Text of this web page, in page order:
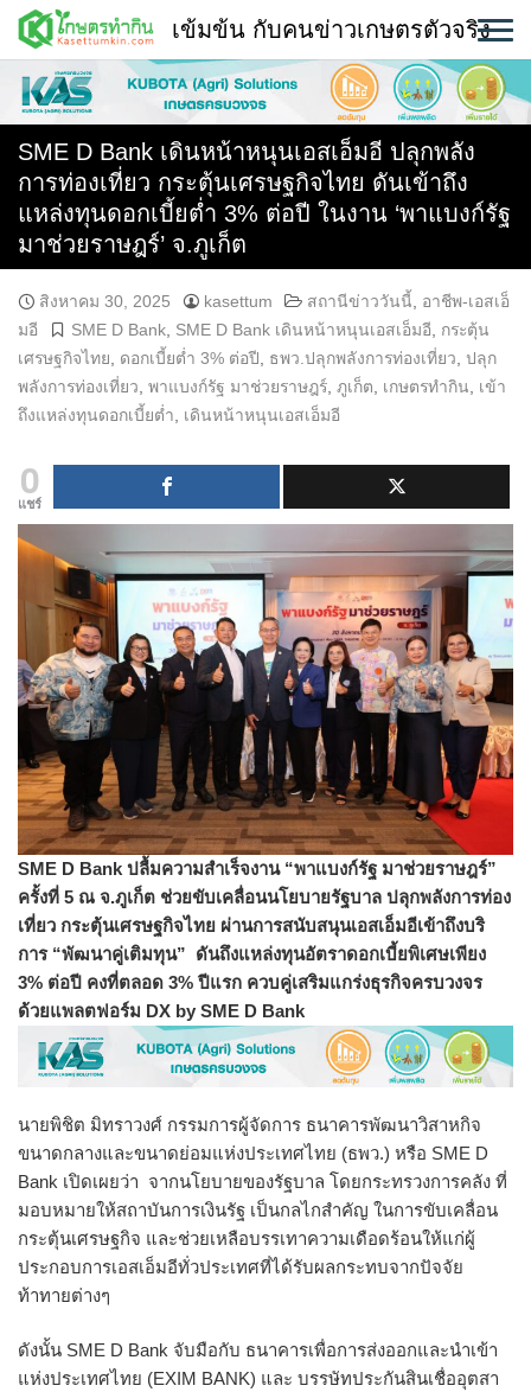
Skip
content
พืช
หน้าแรก
แวดวงเกษตร
ใคร ทำอะไร ที่ไหน
สถานีข่าววันนี้
เข้มข้น กับคนข่าวเกษตรตัวจริง
SME D Bank เดินหน้าหนุนเอสเอ็มอี ปลุกพลัง
การท่องเที่ยว กระตุ้นเศรษฐกิจไทย ดันเข้าถึง
แหล่งทุนดอกเบี้ยต่ำ 3% ต่อปี ในงาน ‘พาแบงก์รัฐ
มาช่วยราษฎร์’ จ.ภูเก็ต
สิงหาคม 30, 2025 kasettum สถานีข่าววันนี้, อาชีพ-เอสเอ็
มอี
SME D Bank, SME D Bank เดินหน้าหนุนเอสเอ็มอี, กระตุ้น
เศรษฐกิจไทย, ดอกเบี้ยต่ำ 3% ต่อปี, ธพว.ปลุกพลังการท่องเที่ยว, ปลุก
พลังการท่องเที่ยว, พาแบงก์รัฐ มาช่วยราษฎร์, ภูเก็ต, เกษตรทำกิน, เข้า
ถึงแหล่งทุนดอกเบี้ยต่ำ, เดินหน้าหนุนเอสเอ็มอี
0
แชร์
SME D Bank ปลื้มความสำเร็จงาน “พาแบงก์รัฐ มาช่วยราษฎร์”
ครั้งที่ 5 ณ จ.ภูเก็ต ช่วยขับเคลื่อนนโยบายรัฐบาล ปลุกพลังการท่อง
เที่ยว กระตุ้นเศรษฐกิจไทย ผ่านการสนับสนุนเอสเอ็มอีเข้าถึงบริ
การ “พัฒนาคู่เติมทุน” ดันถึงแหล่งทุนอัตราดอกเบี้ยพิเศษเพียง
3% ต่อปี คงที่ตลอด 3% ปีแรก ควบคู่เสริมแกร่งธุรกิจครบวงจร
ด้วยแพลตฟอร์ม DX by SME D Bank
นายพิชิต มิทราวงศ์ กรรมการผู้จัดการ ธนาคารพัฒนาวิสาหกิจ
ขนาดกลางและขนาดย่อมแห่งประเทศไทย (ธพว.) หรือ SME D
Bank เปิดเผยว่า จากนโยบายของรัฐบาล โดยกระทรวงการคลัง ที่
มอบหมายให้สถาบันการเงินรัฐ เป็นกลไกสำคัญ ในการขับเคลื่อน
กระตุ้นเศรษฐกิจ และช่วยเหลือบรรเทาความเดือดร้อนให้แก่ผู้
ประกอบการเอสเอ็มอีทั่วประเทศที่ได้รับผลกระทบจากปัจจัย
ท้าทายต่างๆ
ดังนั้น SME D Bank จับมือกับ ธนาคารเพื่อการส่งออกและนำเข้า
แห่งประเทศไทย (EXIM BANK) และ บรรษัทประกันสินเชื่ออุตสา